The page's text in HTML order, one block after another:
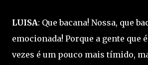
LUISA: Que bacana! Nossa, que
emocionada! Porque a gente que
vezes é um pouco mais tímido,